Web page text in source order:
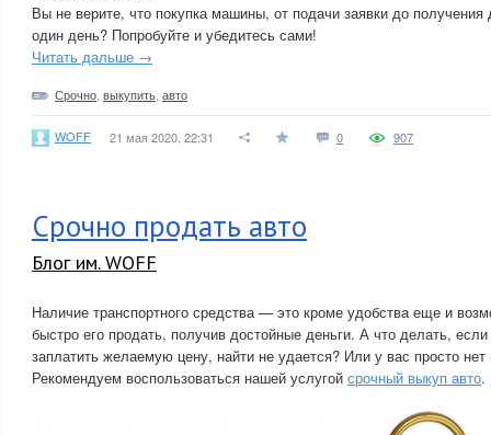
Вы не верите, что покупка машины, от подачи заявки до получения
один день? Попробуйте и убедитесь сами!
Читать дальше →
Срочно выкупить авто
WOFF 21 мая 2020, 22:31 0 907
Срочно продать авто
Блог им. WOFF
Наличие транспортного средства — это кроме удобства еще и
быстро его продать, получив достойные деньги. А что делать, если
заплатить желаемую цену, найти не удается? Или у вас просто
Рекомендуем воспользоваться нашей услугой срочный выкуп авто.